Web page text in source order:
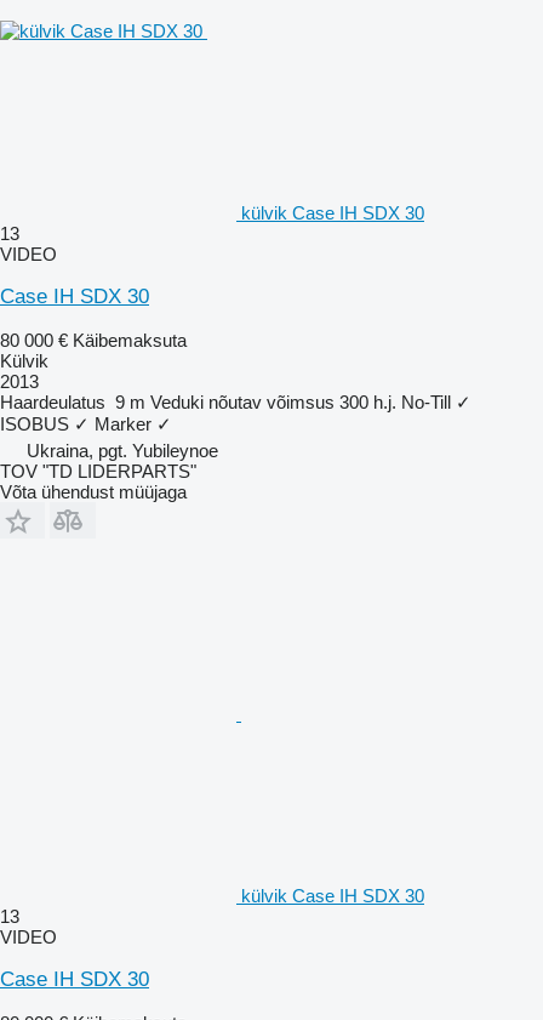
külvik Case IH SDX 30
13
VIDEO
Case IH SDX 30
80 000 € Käibemaksuta
Külvik
2013
Haardeulatus 9 m Veduki nõutav võimsus 300 h.j. No-Till ✓
ISOBUS ✓ Marker ✓
Ukraina, pgt. Yubileynoe
TOV "TD LIDERPARTS"
Võta ühendust müüjaga
külvik Case IH SDX 30
13
VIDEO
Case IH SDX 30